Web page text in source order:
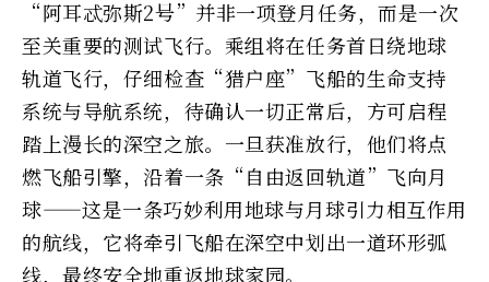
“阿耳忒弥斯2号”并非一项登月任务，而是一次
至关重要的测试飞行。乘组将在任务首日绕地球
轨道飞行，仔细检查“猎户座”飞船的生命支持
系统与导航系统，待确认一切正常后，方可启程
踏上漫长的深空之旅。一旦获准放行，他们将点
燃飞船引擎，沿着一条“自由返回轨道”飞向月
球——这是一条巧妙利用地球与月球引力相互作用
的航线，它将牵引飞船在深空中划出一道环形弧
线，最终安全地重返地球家园。